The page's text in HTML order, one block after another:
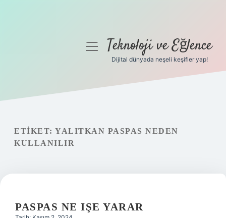
Gizlilik Politikası
Hakkımızda
menüyüTeknoloji ve Eğlence
Dijital dünyada neşeli keşifler yap!
ETIKET: YALITKAN PASPAS NEDEN
KULLANILIR
PASPAS NE IŞE YARAR